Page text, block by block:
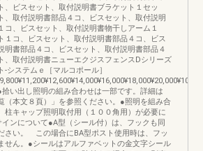
、ビスセット、取付説明書ブラケット１セッ
、取付説明書部品４コ、ビスセット、取付説明
コ、ビスセット、取付説明書物干しアーム１
１コ、ビスセット、取付説明書部品４コ、ビス
明書部品４コ、ビスセット、取付説明書部品４
、取付説明書ニューエクジスフェンスDシリーズ
-システムｅ［マルコポール］
い出し照明の組み合わせは一部です。詳細は
（本文８頁）」を参照ください。●照明を組み合
柱キャップ照明取付用（１００角用）が必要に
ンについて●A型（シール付）は、フックも同
さい。 この場合にBA型ポスト使用時は、フッ
せん。●シールはアルファベットの金文字シール